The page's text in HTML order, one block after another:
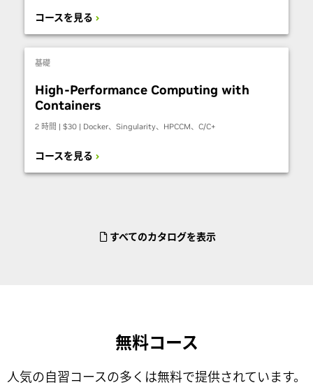
コースを見る
基礎
High-Performance Computing with
Containers
2 時間 | $30 | Docker、Singularity、HPCCM、C/C+
コースを見る
すべてのカタログを表示
無料コース
人気の自習コースの多くは無料で提供されています。